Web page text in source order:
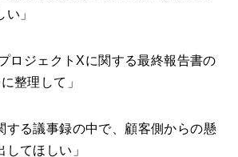
」
ロジェクトXに関する最終報告書の
整理して」
する議事録の中で、顧客側からの懸
てほしい」